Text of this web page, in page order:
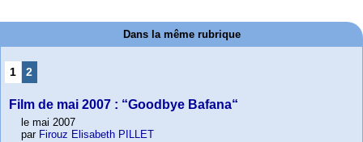
Dans la même rubrique
1 2
Film de mai 2007 : “Goodbye Bafana“
le mai 2007
par Firouz Elisabeth PILLET